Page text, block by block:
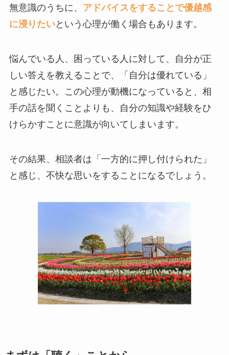
無意識のうちに、 アドバイスをすることで優越感
に浸りたいという心理が働く場合もあります。
悩んでいる人、困っている人に対して、自分が正
しい答えを教えることで、「自分は優れている」
と感じたい。この心理が動機になっていると、相
手の話を聞くことよりも、自分の知識や経験をひ
けらかすことに意識が向いてしまいます。
その結果、相談者は「一方的に押し付けられた」
と感じ、不快な思いをすることになるでしょう。